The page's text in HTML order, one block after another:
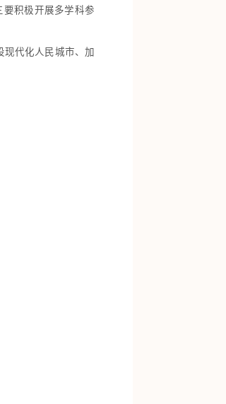
积极开展多学科参
现代化人民城市、加